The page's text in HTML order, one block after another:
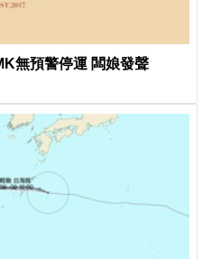
無預警停運 闆娘發聲